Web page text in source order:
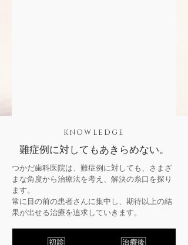
KNOWLEDGE
難症例に対してもあきらめない。
つかだ歯科医院は、難症例に対しても、さまざ
まな角度から治療法を考え、解決の糸口を探り
ます。
常に目の前の患者さんに集中し、期待以上の結
果が出せる治療を追求していきます。